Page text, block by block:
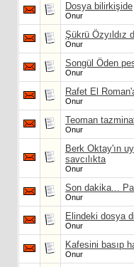
Dosya bilirkişide
Onur
Şükrü Özyıldız
Onur
Songül Öden
Onur
Rafet El
Onur
Teoman
Onur
Berk Oktay'ın
savcılıkta
Onur
Son dakika...
Onur
Elindeki dosya
Onur
Kafesini basıp
Onur